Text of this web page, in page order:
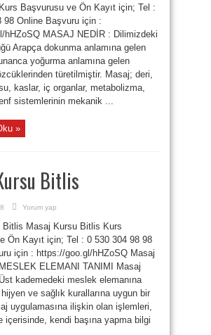
Başvurusu ve Ön Kayıt için; Tel :
98 Online Başvuru için :
hHZoSQ MASAJ NEDİR : Dilimizdeki
Arapça dokunma anlamına gelen
yoğurma anlamına gelen
türetilmiştir. Masaj; deri,
kaslar, iç organlar, metabolizma,
sistemlerinin mekanik ...
»
Bitlis
Yorum yap
Bitlis Masaj Kursu Bitlis Kurs
Ön Kayıt için; Tel : 0 530 304 98 98
için : https://goo.gl/hHZoSQ Masaj
ELEMANI TANIMI Masaj
kademedeki meslek elemanına
hijyen ve sağlık kurallarına uygun bir
uygulamasına ilişkin olan işlemleri,
içerisinde, kendi başına yapma bilgi